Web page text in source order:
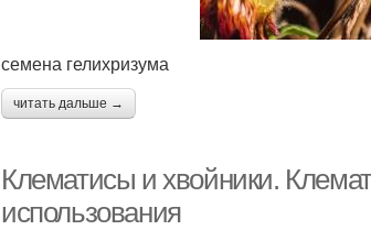
семена гелихризума
читать дальше →
Клематисы и хвойники.
использования